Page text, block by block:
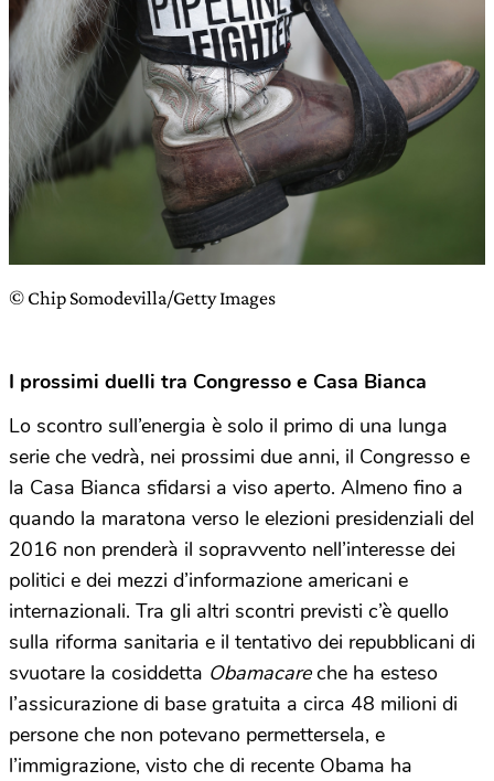
© Chip Somodevilla/Getty Images
I prossimi duelli tra Congresso e Casa Bianca
Lo scontro sull’energia è solo il primo di una lunga
serie che vedrà, nei prossimi due anni, il Congresso e
la Casa Bianca sfidarsi a viso aperto. Almeno fino a
quando la maratona verso le elezioni presidenziali del
2016 non prenderà il sopravvento nell’interesse dei
politici e dei mezzi d’informazione americani e
internazionali. Tra gli altri scontri previsti c’è quello
sulla riforma sanitaria e il tentativo dei repubblicani di
svuotare la cosiddetta Obamacareche ha esteso
l’assicurazione di base gratuita a circa 48 milioni di
persone che non potevano permettersela, e
l’immigrazione, visto che di recente Obama ha